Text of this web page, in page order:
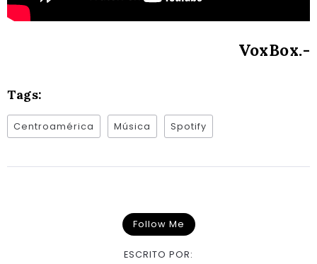
VoxBox.-
Tags:
Centroamérica Música Spotify
Follow Me
ESCRITO POR: